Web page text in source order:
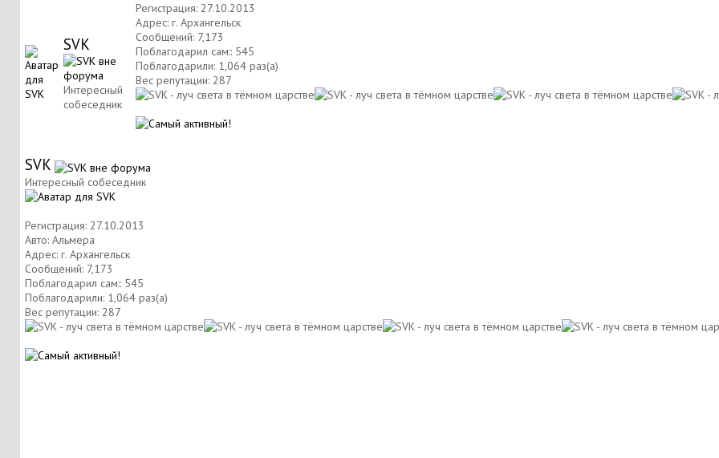
SVK
Интересный
собеседник
Регистрация: 27.10.2013
Адрес: г. Архангельск
Сообщений: 7,173
Поблагодарил сам:: 545
Поблагодарили: 1,064 раз(а)
Вес репутации: 287
SVK
Интересный собеседник
Регистрация: 27.10.2013
Авто: Альмера
Адрес: г. Архангельск
Сообщений: 7,173
Поблагодарил сам:: 545
Поблагодарили: 1,064 раз(а)
Вес репутации: 287